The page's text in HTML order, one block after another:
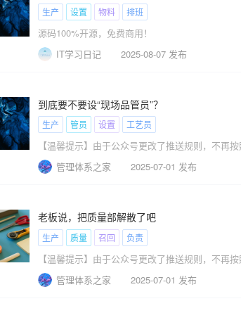
生产
设置 物料 排班
源码100%开源，免费商用！
IT学习日记
2025-08-07 发布
到底要不要设“现场品管员”？
生产
管员 设置 工艺员
【温馨提示】由于公众号更改了推送规则，不再
管理体系之家
2025-07-01 发布
老板说，把质量部解散了吧
生产
质量 召回 负责
【温馨提示】由于公众号更改了推送规则，不再
管理体系之家
2025-07-01 发布